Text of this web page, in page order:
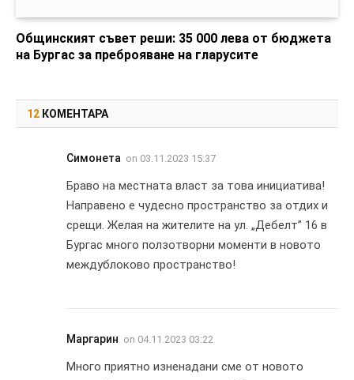
Общинският съвет реши: 35 000 лева от бюджета
на Бургас за преброяване на гларусите
12 КОМЕНТАРА
Симонета on 03.11.2023 15:37
Браво на местната власт за това инициатива!
Направено е чудесно пространство за отдих и
срещи. Желая на жителите на ул. „Дебелт” 16 в
Бургас много ползотворни моменти в новото
междублоково пространство!
Маргарин on 04.11.2023 03:22
Много приятно изненадани сме от новото